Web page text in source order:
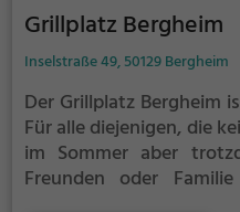
Grillplatz Bergheim
Inselstraße 49, 50129 Bergheim
Der Grillplatz Bergheim
Für alle diejenigen, die
im Sommer aber
Freunden oder